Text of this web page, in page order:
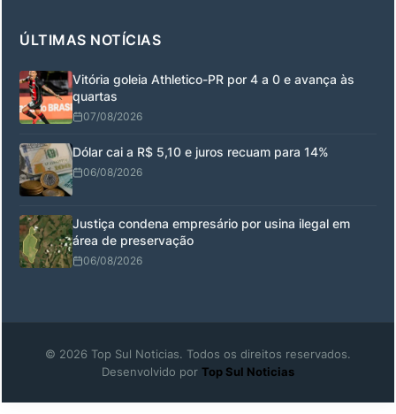
ÚLTIMAS NOTÍCIAS
Vitória goleia Athletico-PR por 4 a 0 e avança às
quartas
07/08/2026
Dólar cai a R$ 5,10 e juros recuam para 14%
06/08/2026
Justiça condena empresário por usina ilegal em
área de preservação
06/08/2026
© 2026 Top Sul Noticias. Todos os direitos reservados.
Desenvolvido por Top Sul Noticias